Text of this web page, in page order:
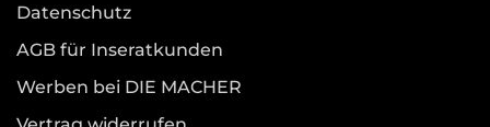
Datenschutz
AGB für Inseratkunden
Werben bei DIE MACHER